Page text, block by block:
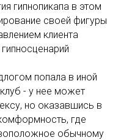
гипнопикапа в этом
своей фигуры
клиента
попала в иной
- у нее может
но оказавшись в
где
обычному